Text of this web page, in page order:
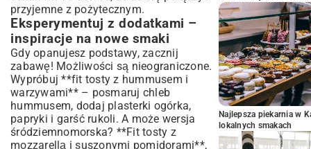
przyjemne z pożytecznym.
Eksperymentuj z dodatkami –
inspiracje na nowe smaki
Gdy opanujesz podstawy, zacznij
zabawę! Możliwości są nieograniczone.
Wypróbuj **fit tosty z hummusem i
warzywami** – posmaruj chleb
hummusem, dodaj plasterki ogórka,
papryki i garść rukoli. A może wersja
śródziemnomorska? **Fit tosty z
mozzarellą i suszonymi pomidorami**,
Najlepsza piekarnia w
lokalnych smakach